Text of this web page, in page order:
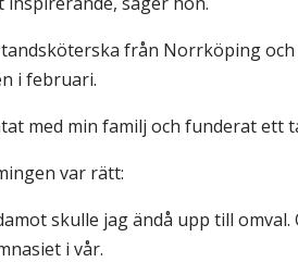
från Norrköping
i februari.
med min familj och funderat ett
var rätt:
skulle jag ändå upp till
i vår.